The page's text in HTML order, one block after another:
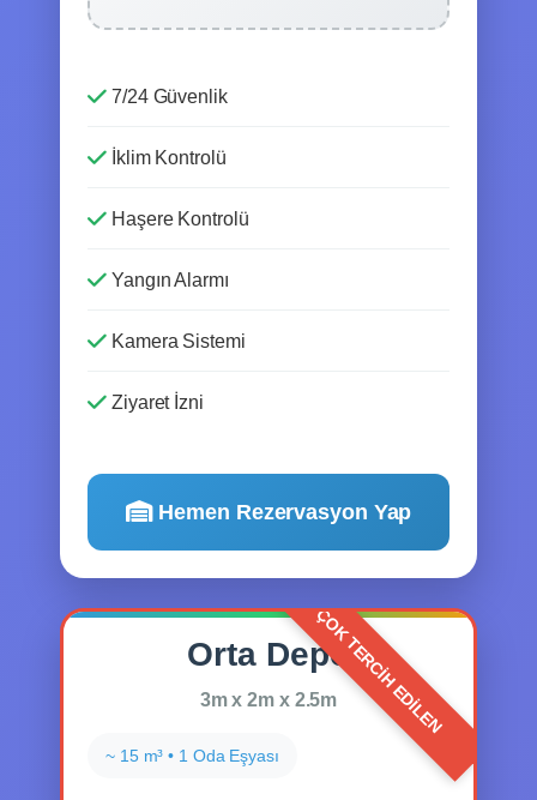
7/24 Güvenlik
İklim Kontrolü
Haşere Kontrolü
Yangın Alarmı
Kamera Sistemi
Ziyaret İzni
Hemen Rezervasyon Yap
Orta Depo
3m x 2m x 2.5m
~ 15 m³ • 1 Oda Eşyası